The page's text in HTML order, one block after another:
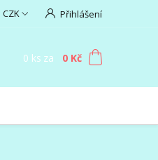
CZK Přihlášení
0 ks za 0 Kč